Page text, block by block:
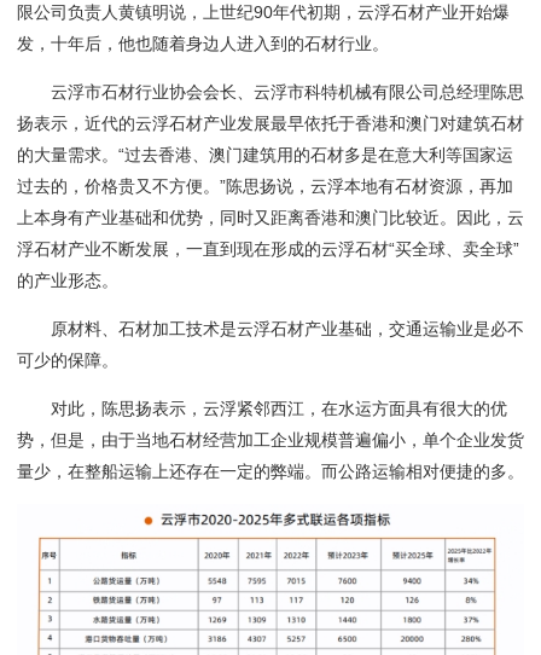
限公司负责人黄镇明说，上世纪90年代初期，云浮石材产业开始爆
发，十年后，他也随着身边人进入到的石材行业。
云浮市石材行业协会会长、云浮市科特机械有限公司总经理陈思
扬表示，近代的云浮石材产业发展最早依托于香港和澳门对建筑石材
的大量需求。 “过去香港、澳门建筑用的石材多是在意大利等国家运
过去的，价格贵又不方便。”陈思扬说，云浮本地有石材资源，再加
上本身有产业基础和优势，同时又距离香港和澳门比较近。因此，云
浮石材产业不断发展，一直到现在形成的云浮石材“买全球、卖全球”
的产业形态。
原材料、石材加工技术是云浮石材产业基础，交通运输业是必不
可少的保障。
对此，陈思扬表示，云浮紧邻西江，在水运方面具有很大的优
势，但是，由于当地石材经营加工企业规模普遍偏小，单个企业发货
量少，在整船运输上还存在一定的弊端。而公路运输相对便捷的多。